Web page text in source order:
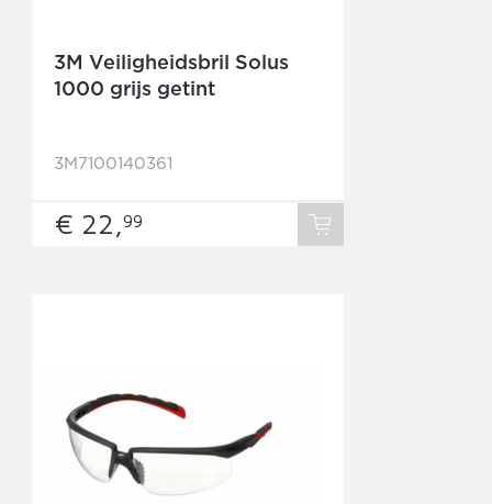
3M Veiligheidsbril Solus
1000 grijs getint
3M7100140361
€ 22,99